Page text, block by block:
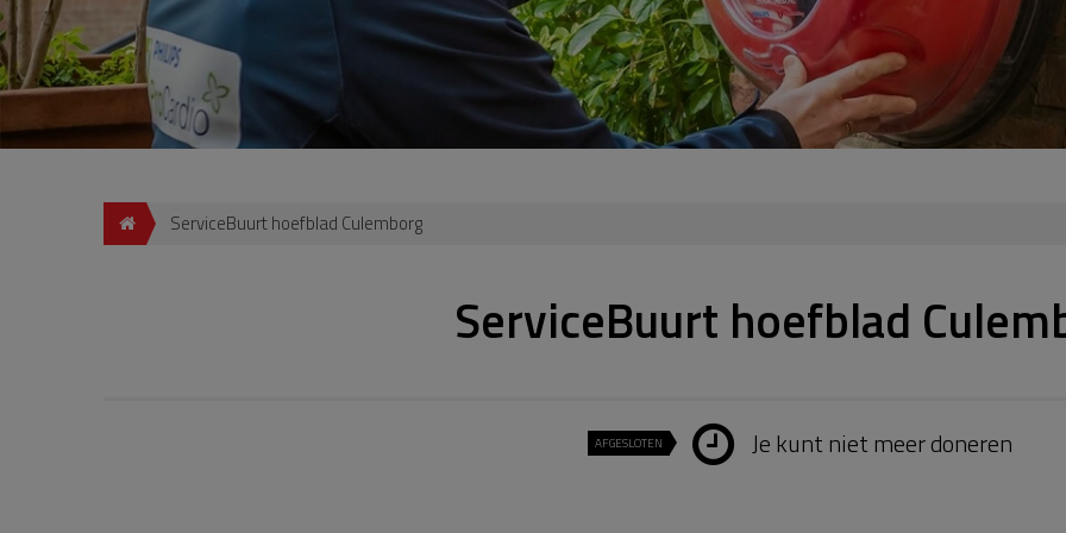
ServiceBuurt hoefblad Culemborg
ServiceBuurt hoefblad
AFGESLOTEN Je kunt niet meer doneren